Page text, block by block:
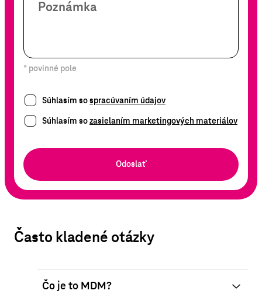
Poznámka
* povinné pole
Súhlasím sospracúvaním údajov
Súhlasím sozasielaním marketingových materiálov
Odoslať
Často kladené otázky
Čo je to MDM?